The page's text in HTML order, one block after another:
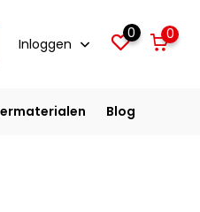
Inloggen
0 0
Blog